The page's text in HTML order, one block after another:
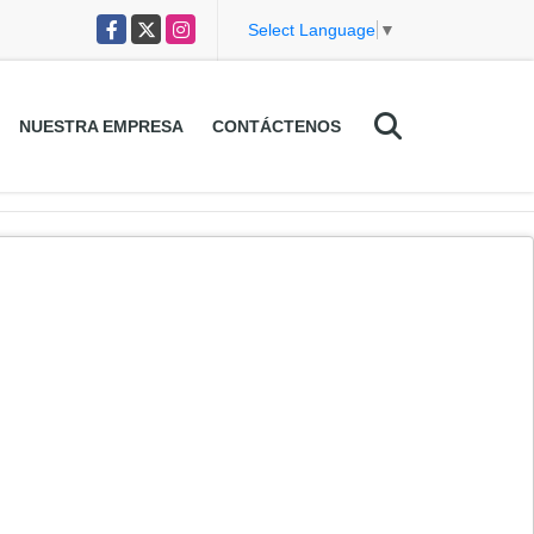
Facebook
X Instagram Select Language ▼
NUESTRA EMPRESA CONTÁCTENOS